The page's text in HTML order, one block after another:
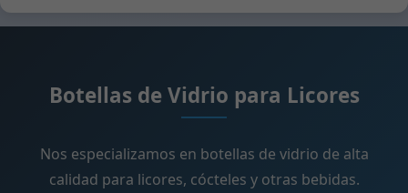
Botellas de Vidrio para Licores
Nos especializamos en botellas de vidrio de alta
calidad para licores, cócteles y otras bebidas.